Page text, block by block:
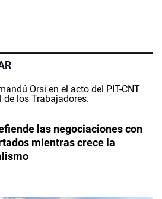
las negociaciones con
mientras crece la